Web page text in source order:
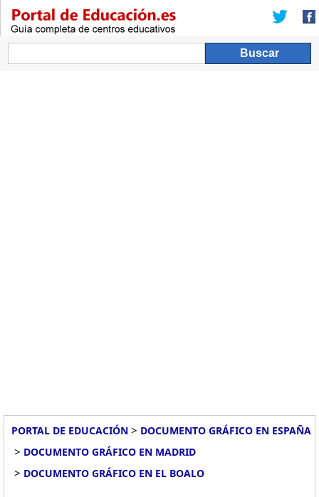
PORTAL DE EDUCACIÓN > DOCUMENTO GRÁFICO EN ESPAÑA
> DOCUMENTO GRÁFICO EN MADRID
> DOCUMENTO GRÁFICO EN EL BOALO